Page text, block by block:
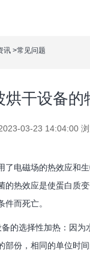
讯 >常见问题
烘干设备的
03-23 14:04:00
了电磁场的热效应和
的热效应是使蛋白质
件而死亡。
选择性加热：因为
部份，相同的单位时